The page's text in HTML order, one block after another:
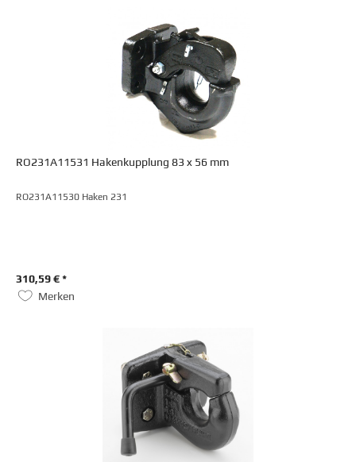
RO231A11531 Hakenkupplung 83 x 56 mm
RO231A11530 Haken 231
310,59 € *
Merken